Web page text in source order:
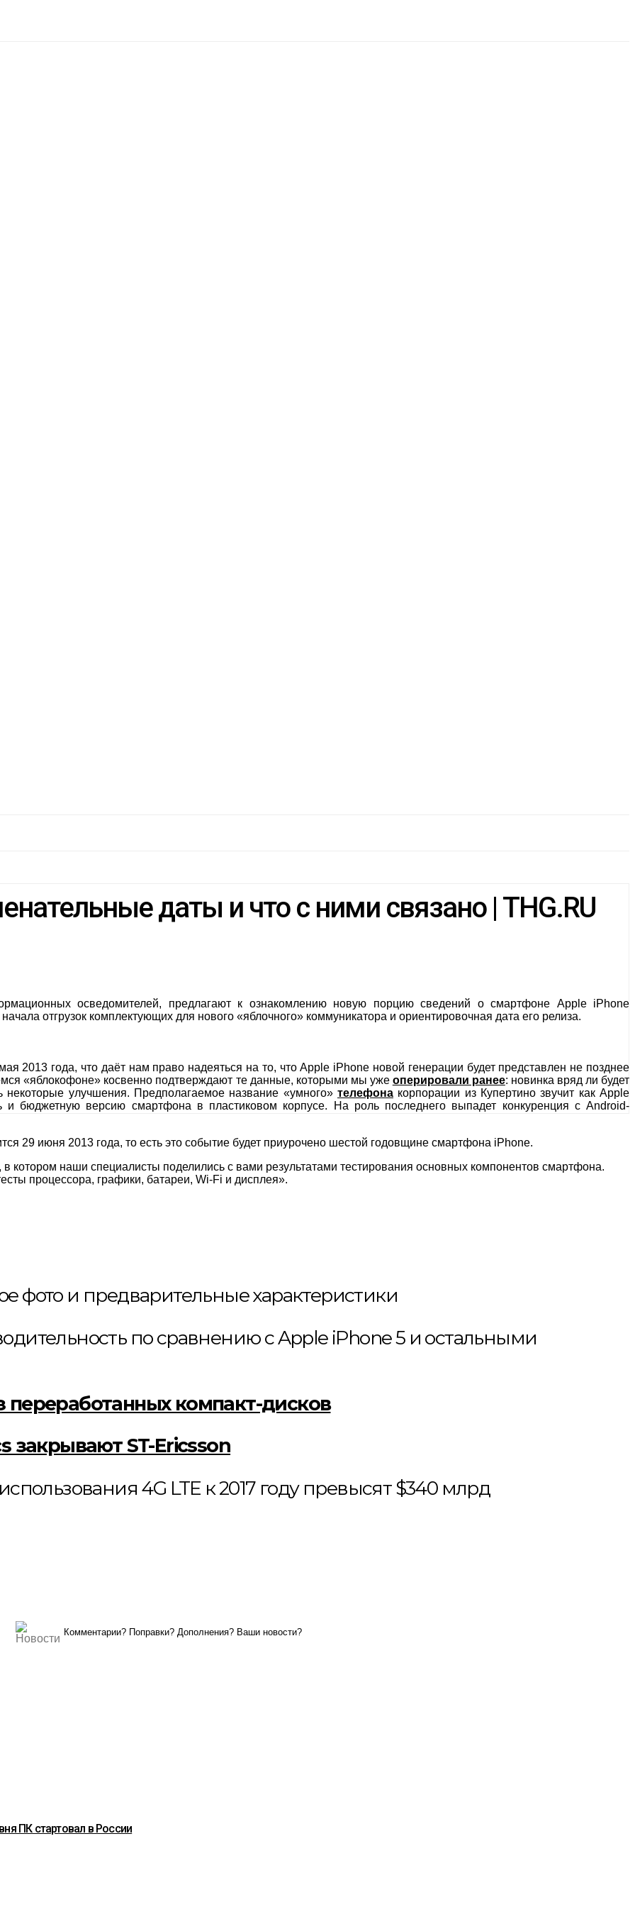
даты и что с ними связано | THG.RU
осведомителей, предлагают к ознакомлению новую порцию сведений о смартфоне Apple iPhone
отгрузок комплектующих для нового «яблочного» коммуникатора и ориентировочная дата его релиза.
2013 года, что даёт нам право надеяться на то, что Apple iPhone новой генерации будет представлен не позднее
«яблокофоне» косвенно подтверждают те данные, которыми мы уже оперировали ранее: новинка вряд ли будет
улучшения. Предполагаемое название «умного» телефона корпорации из Купертино звучит как Apple
бюджетную версию смартфона в пластиковом корпусе. На роль последнего выпадет конкуренция с Android-
29 июня 2013 года, то есть это событие будет приурочено шестой годовщине смартфона iPhone.
котором наши специалисты поделились с вами результатами тестирования основных компонентов смартфона.
процессора, графики, батареи, Wi-Fi и дисплея».
фото и предварительные характеристики
по сравнению с Apple iPhone 5 и остальными
переработанных компакт-дисков
закрывают ST-Ericsson
4G LTE к 2017 году превысят $340 млрд
Комментарии? Поправки? Дополнения? Ваши новости?
ПК стартовал в России